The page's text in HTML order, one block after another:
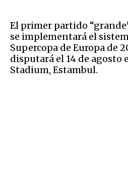
El primer partido
se implementará el
Supercopa de Europa de
disputará el 14 de agosto
Stadium, Estambul.